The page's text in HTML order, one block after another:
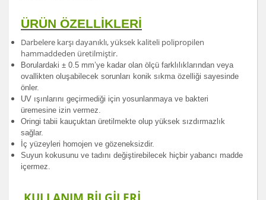
ÜRÜN ÖZELLİKLERİ
Darbelere karşı dayanıklı, yüksek kaliteli polipropilen
hammaddeden üretilmiştir.
Borulardaki ± 0.5 mm’ye kadar olan ölçü farklılıklarından veya
ovallikten oluşabilecek sorunları konik sıkma özelliği sayesinde
önler.
UV ışınlarını geçirmediği için yosunlanmaya ve bakteri
üremesine izin vermez.
Oringi tabii kauçuktan üretilmekte olup yüksek sızdırmazlık
sağlar.
İç yüzeyleri homojen ve gözeneksizdir.
Suyun kokusunu ve tadını değiştirebilecek hiçbir yabancı madde
içermez.